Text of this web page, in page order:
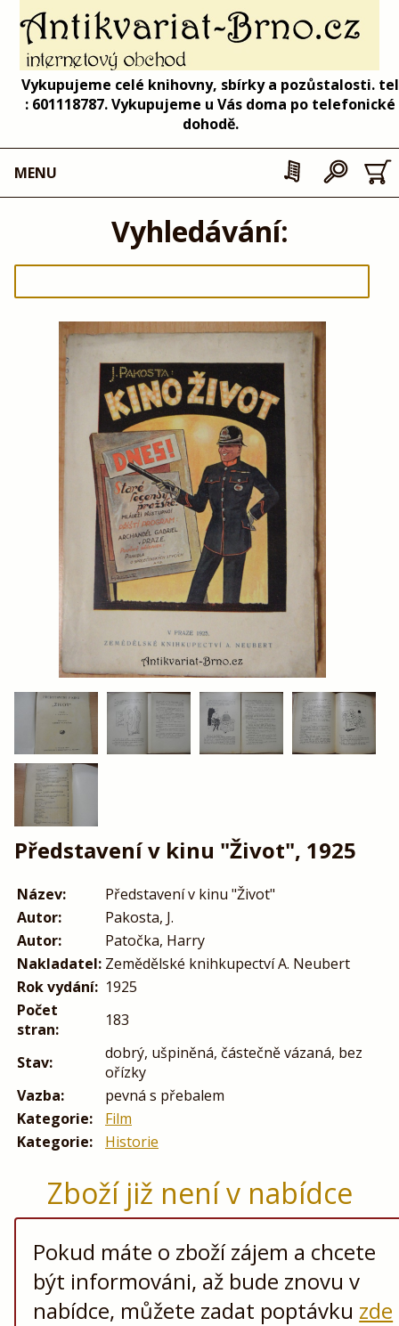
Vykupujeme celé knihovny, sbírky a pozůstalosti. tel
: 601118787. Vykupujeme u Vás doma po telefonické
dohodě.
MENU
Vyhledávání:
Představení v kinu "Život", 1925
Název:
Představení v kinu "Život"
Autor:
Pakosta, J.
Autor:
Patočka, Harry
Nakladatel: Zemědělské knihkupectví A. Neubert
Rok vydání: 1925
Počet
stran:
183
Stav:
dobrý, ušpiněná, částečně vázaná, bez
ořízky
Vazba:
pevná s přebalem
Kategorie:
Film
Kategorie:
Historie
Zboží již není v nabídce
Pokud máte o zboží zájem a chcete
být informováni, až bude znovu v
nabídce, můžete zadat poptávku zde